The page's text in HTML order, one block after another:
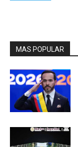
MAS POPULAR